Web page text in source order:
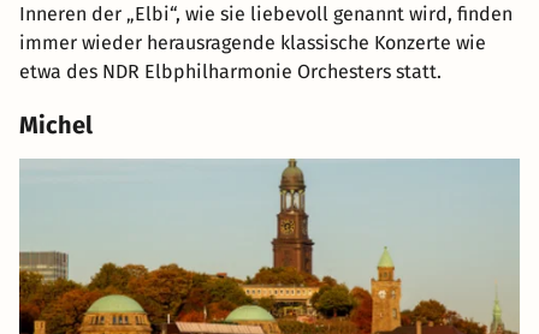
Inneren der „Elbi“, wie sie liebevoll genannt wird, finden
immer wieder herausragende klassische Konzerte wie
etwa des NDR Elbphilharmonie Orchesters statt.
Michel